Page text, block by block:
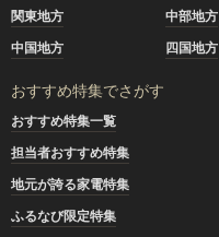
関東地方
中部地方
中国地方
四国地方
おすすめ特集でさがす
おすすめ特集一覧
担当者おすすめ特集
地元が誇る家電特集
ふるなび限定特集